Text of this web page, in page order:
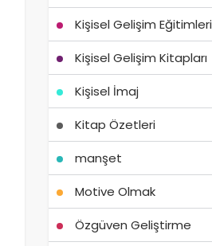
Kişisel Gelişim Eğitimleri
Kişisel Gelişim Kitapları
Kişisel İmaj
Kitap Özetleri
manşet
Motive Olmak
Özgüven Geliştirme